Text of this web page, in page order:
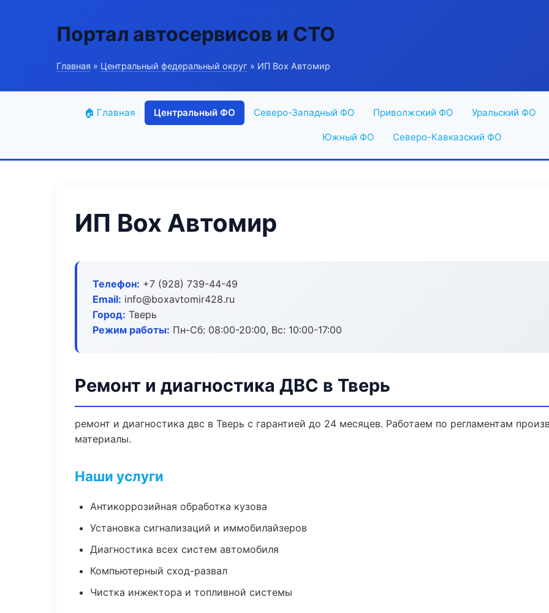
Портал автосервисов и СТО
Главная » Центральный федеральный округ » ИП Box Автомир
🏠 Главная Центральный ФО Северо-Западный ФО Приволжский ФО Уральский ФО
Южный ФО Северо-Кавказский ФО
ИП Box Автомир
Телефон: +7 (928) 739-44-49
Email: info@boxavtomir428.ru
Город: Тверь
Режим работы: Пн-Сб: 08:00-20:00, Вс: 10:00-17:00
Ремонт и диагностика ДВС в Тверь
ремонт и диагностика двс в Тверь с гарантией до 24 месяцев. Работаем по регламентам
материалы.
Наши услуги
Антикоррозийная обработка кузова
Установка сигнализаций и иммобилайзеров
Диагностика всех систем автомобиля
Компьютерный сход-развал
Чистка инжектора и топливной системы